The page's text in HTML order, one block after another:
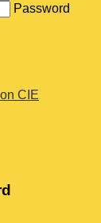
Password
CIE